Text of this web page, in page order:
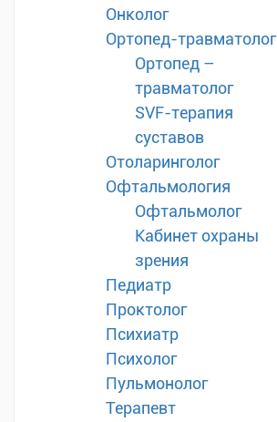
Онколог
Ортопед-травматолог
Ортопед –
травматолог
SVF-терапия
суставов
Отоларинголог
Офтальмология
Офтальмолог
Кабинет охраны
зрения
Педиатр
Проктолог
Психиатр
Психолог
Пульмонолог
Терапевт